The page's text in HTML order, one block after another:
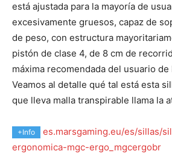
está ajustada para la mayoría de
excesivamente gruesos, capaz de
de peso, con estructura
pistón de clase 4, de 8 cm de
máxima recomendada del usuario de
Veamos al detalle qué tal está esta
que lleva malla transpirable llama la
+Info
es.marsgaming.eu/es/sillas/
ergonomica-mgc-ergo_mgcergobr